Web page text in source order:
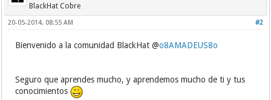
BlackHat Cobre
#2
20-05-2014, 08:55 AM
Bienvenido a la comunidad BlackHat @o8AMADEUS8o
Seguro que aprendes mucho, y aprendemos mucho de ti y tus
conocimientos